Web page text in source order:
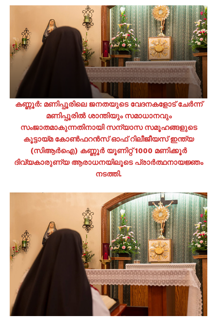
കണ്ണൂർ: മണിപ്പൂരിലെ ജനതയുടെ വേദനകളോട് ചേർന്ന്
മണിപ്പൂരിൽ ശാന്തിയും സമാധാനവും
സംജാതമാകുന്നതിനായി സന്യാസ സമൂഹങ്ങളുടെ
കൂട്ടായ്മ കോണ്‍ഫറന്‍സ് ഓഫ് റിലീജീയസ് ഇന്ത്യ
(സി‌ആര്‍‌ഐ) കണ്ണൂർ യൂണിറ്റ് 1000 മണിക്കൂർ
ദിവ്യകാരുണ്യ ആരാധനയിലൂടെ പ്രാർത്ഥനായജ്ഞം
നടത്തി.